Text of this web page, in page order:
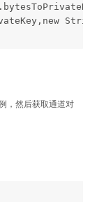
，然后获取通道对